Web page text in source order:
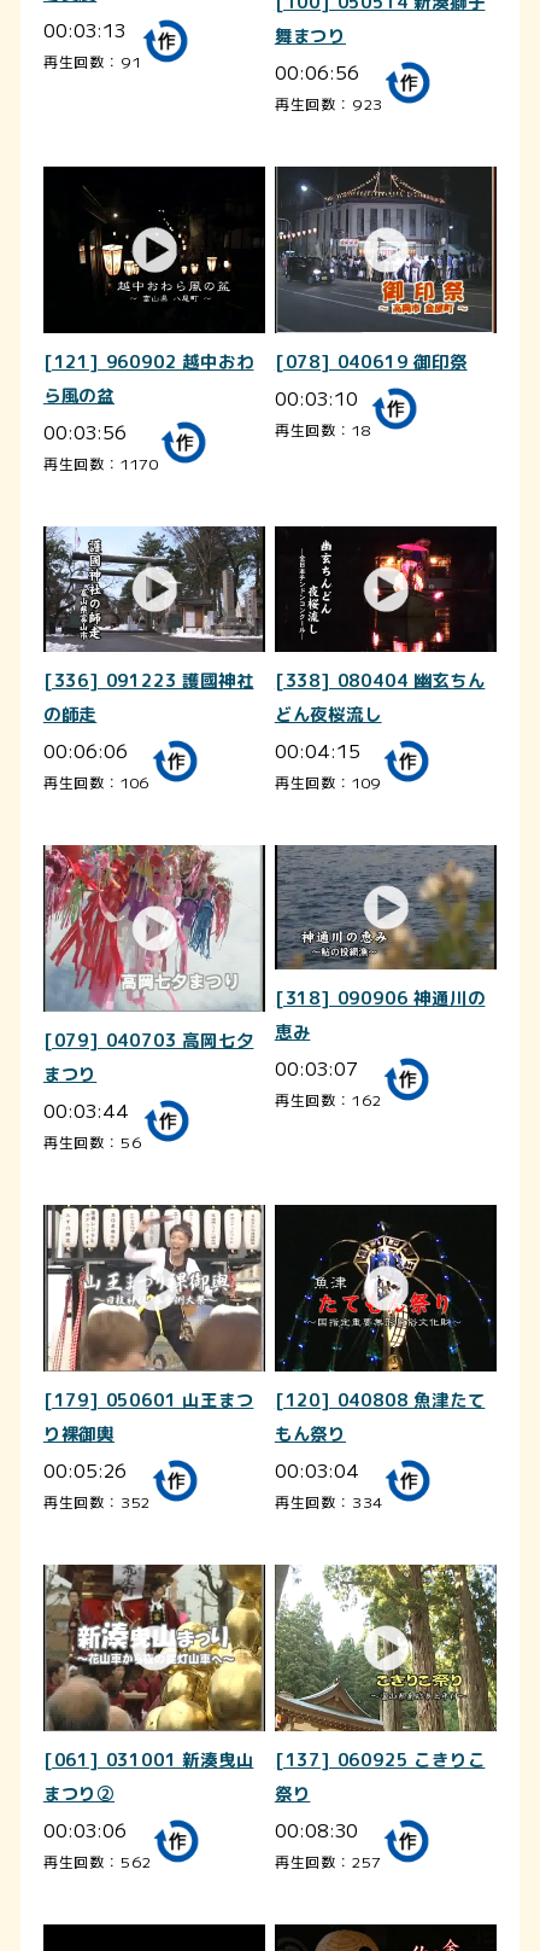
00:03:13
再生回数：91
舞まつり
00:06:56
再生回数：923
[121] 960902 越中おわ
ら風の盆
00:03:56
再生回数：1170
[078] 040619 御印祭
00:03:10
再生回数：18
[336] 091223 護國神社
の師走
00:06:06
再生回数：106
[338] 080404 幽玄ちん
どん夜桜流し
00:04:15
再生回数：109
[079] 040703 高岡七夕
まつり
00:03:44
再生回数：56
[318] 090906 神通川の
恵み
00:03:07
再生回数：162
[179] 050601 山王まつ
り裸御輿
00:05:26
再生回数：352
[120] 040808 魚津たて
もん祭り
00:03:04
再生回数：334
[061] 031001 新湊曳山
まつり②
00:03:06
再生回数：562
[137] 060925 こきりこ
祭り
00:08:30
再生回数：257